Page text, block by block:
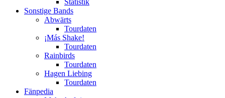
Sonstige Bands
Abwärts
Tourdaten
¡Más Shake!
Tourdaten
Rainbirds
Tourdaten
Hagen Liebing
Tourdaten
Fänpedia